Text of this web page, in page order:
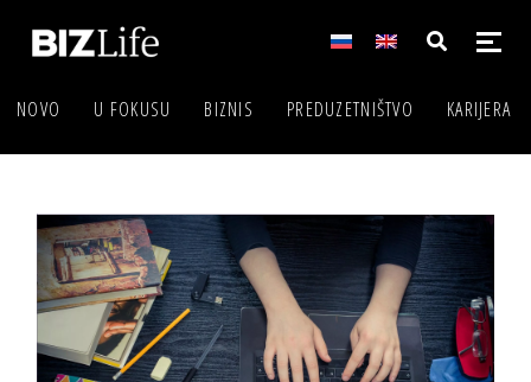
NOVO U FOKUSU BIZNIS PREDUZETNIŠTVO KARIJERA